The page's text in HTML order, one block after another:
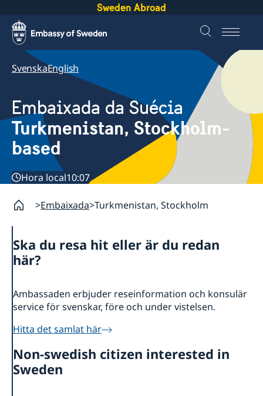
Sweden Abroad
SvenskaEnglish
Embaixada da Suécia
Turkmenistan, Stockholm-
based
Hora local10:07
Embaixada Turkmenistan, Stockholm
Ska du resa hit eller är du redan
här?
Ambassaden erbjuder reseinformation och konsulär
service för svenskar, före och under vistelsen.
Hitta det samlat här
Non-swedish citizen interested in
Sweden